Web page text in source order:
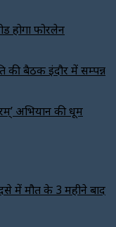
होगा फोरलेन
की बैठक इंदौर में सम्पन्न
अभियान की धूम
में मौत के 3 महीने बाद